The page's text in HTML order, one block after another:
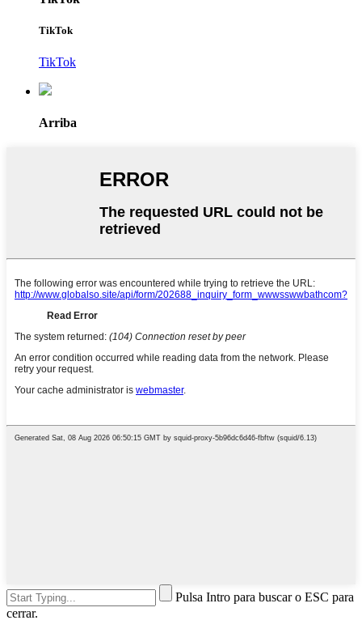
TikTok
TikTok
Arriba
Pulsa Intro para buscar o ESC para
cerrar.